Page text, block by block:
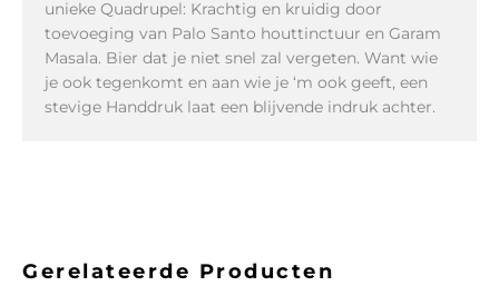
Gerelateerde Producten
unieke Quadrupel: Krachtig en kruidig door
toevoeging van Palo Santo houttinctuur en Garam
Masala. Bier dat je niet snel zal vergeten. Want wie
je ook tegenkomt en aan wie je ‘m ook geeft, een
stevige Handdruk laat een blijvende indruk achter.